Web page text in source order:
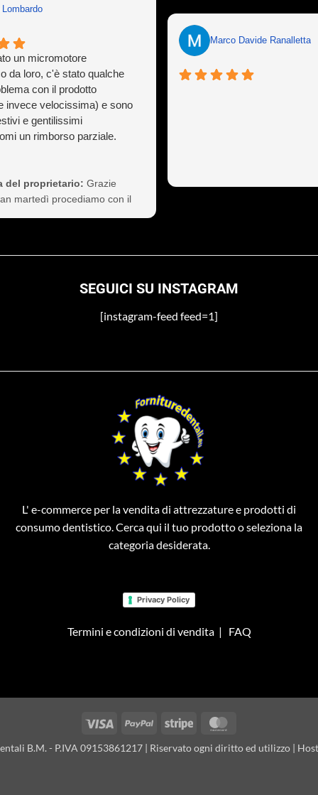
Lombardo
un micromotore
da loro, c'è stato qualche
con il prodotto
invece velocissima) e sono
e gentilissimi
un rimborso parziale.
capitare a tutti ma gestirlo
non è cosa da poco,
così il cliente a vita).
consigliati
del proprietario: Grazie
martedì procediamo con il
Marco Davide Ranalletta
SEGUICI SU INSTAGRAM
[instagram-feed feed=1]
L' e-commerce per la vendita di attrezzature e prodotti di
consumo dentistico. Cerca qui il tuo prodotto o seleziona la
categoria desiderata.
Privacy Policy
Termini e condizioni di vendita| FAQ
Visa PayPal Stripe
B.M. - P.IVA 09153861217 | Riservato ogni diritto ed utilizzo |